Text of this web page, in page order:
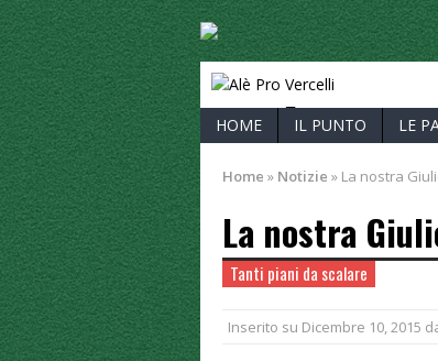
ALÈ
HOME IL PUNTO LE
Home » Notizie » La nostra
La nostra
Tanti piani da scalare
Inserito su Dicembre 10, 2015